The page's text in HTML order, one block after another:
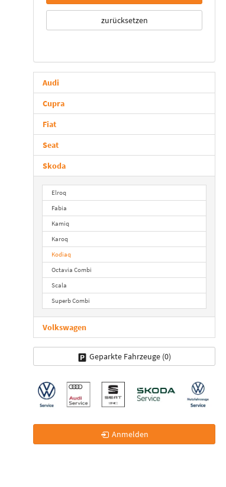
zurücksetzen
Audi
Cupra
Fiat
Seat
Skoda
Elroq
Fabia
Kamiq
Karoq
Kodiaq
Octavia Combi
Scala
Superb Combi
Volkswagen
Geparkte Fahrzeuge (0)
Anmelden